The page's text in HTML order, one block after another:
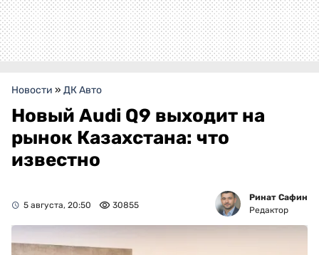
Новости » ДК Авто
Новый Audi Q9 выходит на
рынок Казахстана: что
известно
5 августа, 20:50 30855
Ринат Сафин
Редактор